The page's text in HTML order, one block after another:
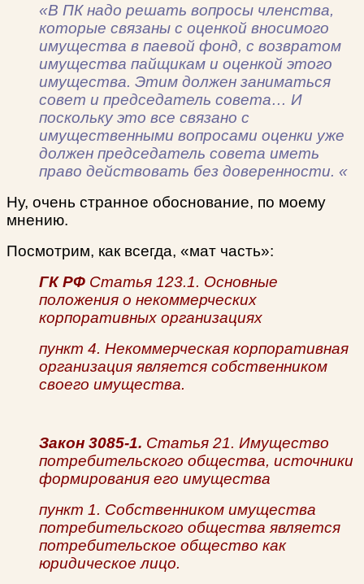
«В ПК надо решать вопросы членства,
которые связаны с оценкой вносимого
имущества в паевой фонд, с возвратом
имущества пайщикам и оценкой этого
имущества. Этим должен заниматься
совет и председатель совета… И
поскольку это все связано с
имущественными вопросами оценки уже
должен председатель совета иметь
право действовать без доверенности. «
Ну, очень странное обоснование, по моему
мнению.
Посмотрим, как всегда, «мат часть»:
ГК РФ Статья 123.1. Основные
положения о некоммерческих
корпоративных организациях
пункт 4. Некоммерческая корпоративная
организация является собственником
своего имущества.
Закон 3085-1. Статья 21. Имущество
потребительского общества, источники
формирования его имущества
пункт 1. Собственником имущества
потребительского общества является
потребительское общество как
юридическое лицо.